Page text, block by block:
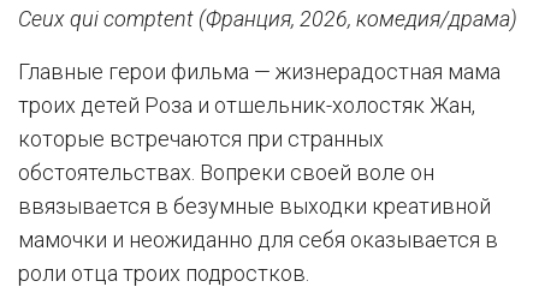
Ceux qui comptent (Франция, 2026, комедия/драма)
Главные герои фильма — жизнерадостная мама
троих детей Роза и отшельник-холостяк Жан,
которые встречаются при странных
обстоятельствах. Вопреки своей воле он
ввязывается в безумные выходки креативной
мамочки и неожиданно для себя оказывается в
роли отца троих подростков.